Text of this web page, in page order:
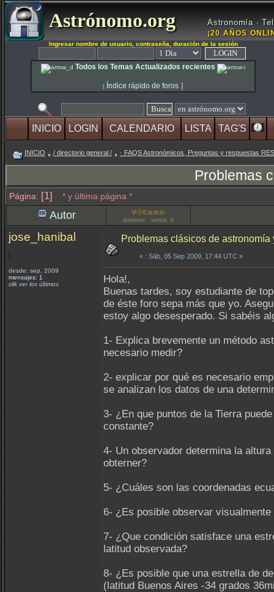
Astrónomo.org Astronomía ·
¡20 AÑOS
Ingresar nombre de usuario, contraseña, duración de la sesión
Todos los Temas Actualizados recientes
| Índice rápido de foros |
INICIO LOGIN CALENDARIO LISTA TAG'S
INICIO / directorio general / · FAQS Astronómicos, Preguntas y respuestas
Problemas
Página: [1] * y última página *
Autor astrons: votos: 0
jose_hanibal
desde: sep, 2009
mensajes: 1
clik ver los últimos
Problemas clásicos de astronomía
« : Sáb, 05 Sep 2009, 17:44 UTC »
Hola!,
Buenas tardes, soy estudiante de
de éste foro sepa más que yo.
estoy algo desesperado. Si sabéis
1- Explica brevemente un método
necesario medir?
2- explicar por qué es necesario
se analizan los datos de una
3- ¿En que puntos de la Tierra
constante?
4- Un observador determina la
obterner?
5- ¿Cuáles son las coordenadas
6- ¿Es posible observar
7- ¿Que condición satisface una
latitud observada?
8- ¿Es posible que una estrella de
(latitud Buenos Aires -34 grados